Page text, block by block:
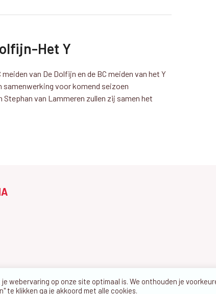
Het Y
van De Dolfijn en de BC meiden van het Y
samenwerking voor komend seizoen
Stephan van Lammeren zullen zij samen het
webervaring op onze site optimaal is. We onthouden je
te klikken ga je akkoord met alle cookies.